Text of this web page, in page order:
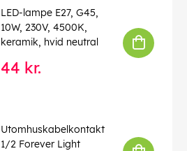
LED-lampe E27, G45,
10W, 230V, 4500K,
keramik, hvid neutral
44 kr.
Utomhuskabelkontakt
1/2 Forever Light